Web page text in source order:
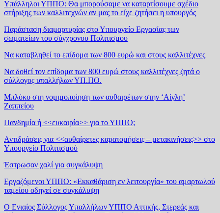
Υπάλληλοι ΥΠΠΟ: Θα μπορούσαμε να καταρτίσουμε σχέδιο
στήριξης των καλλιτεχνών αν μας το είχε ζητήσει η υπουργός
Παράσταση διαμαρτυρίας στο Υπουργείο Εργασίας των
σωματείων του σύγχρονου Πολιτισμου
Να καταβληθεί το επίδομα των 800 ευρώ και στους καλλιτέχνες
Να δοθεί τον επίδομα των 800 ευρώ στους καλλιτέχνες ζητά ο
σύλλογος υπαλλήλων ΥΠ.ΠΟ.
Μπλόκο στη νομιμοποίηση των αυθαιρέτων στην ‘Αίγλη’
Ζαππείου
Πανδημία ή <<ευκαιρία>> για το ΥΠΠΟ;
Αντιδράσεις για <<αυθαίρετες καρατομήσεις – μετακινήσεις>> στο
Υπουργείο Πολιτισμού
Έστρωσαν χαλί για συγκάλυψη
Εργαζόμενοι ΥΠΠΟ: «Εκκαθάριση εν λειτουργία» του αμαρτωλού
ταμείου οδηγεί σε συγκάλυψη
Ο Ενιαίος Σύλλογος Υπαλλήλων ΥΠΠΟ Αττικής, Στερεάς και